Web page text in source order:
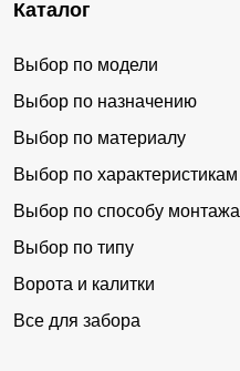
Каталог
Выбор по модели
Выбор по назначению
Выбор по материалу
Выбор по характеристикам
Выбор по способу монтажа
Выбор по типу
Ворота и калитки
Все для забора